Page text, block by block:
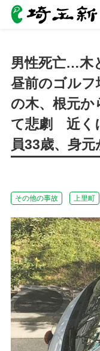
男性死亡…木
昼前のゴル
の木、根元
て悲劇 近く
員33歳、身元
その他の事故 上里町